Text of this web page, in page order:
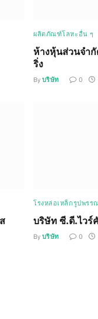
ผลิตภัณฑ์โลหะอื่น ๆ
ห้างหุ้นส่วนจำกั
ริ่ง
By บริษัท 0
โรงหล่อเหล็กรูปพรร
บริษัท ซี.ดี.ไวร์
By บริษัท 0